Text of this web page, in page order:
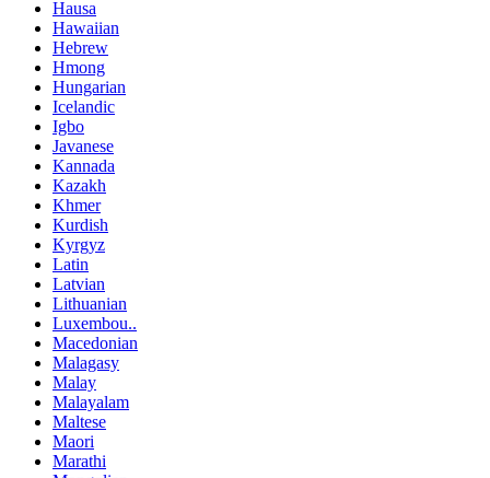
Hausa
Hawaiian
Hebrew
Hmong
Hungarian
Icelandic
Igbo
Javanese
Kannada
Kazakh
Khmer
Kurdish
Kyrgyz
Latin
Latvian
Lithuanian
Luxembou..
Macedonian
Malagasy
Malay
Malayalam
Maltese
Maori
Marathi